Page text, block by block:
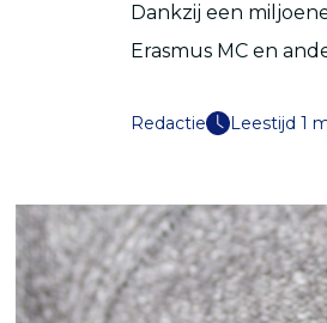
Dankzij een
Erasmus MC en
Redactie Leestijd 1